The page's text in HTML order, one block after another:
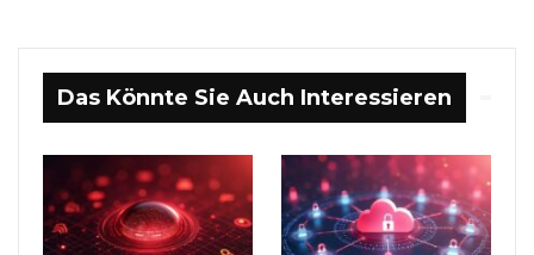
Das Könnte Sie Auch Interessieren